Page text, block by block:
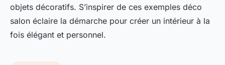
objets décoratifs. S’inspirer de ces exemples déco
salon éclaire la démarche pour créer un intérieur à la
fois élégant et personnel.